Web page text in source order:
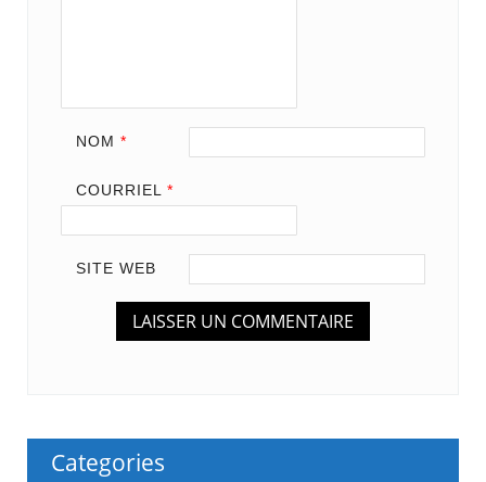
NOM *
COURRIEL *
SITE WEB
Categories